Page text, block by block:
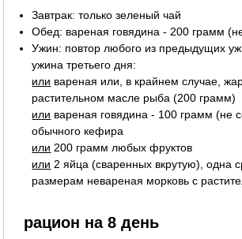
Завтрак: только зеленый чай
Обед: вареная говядина - 200 грамм
Ужин: повтор любого из предыдущих
ужина третьего дня:
или вареная или, в крайнем случае,
растительном масле рыба (200 грамм)
или вареная говядина - 100 грамм (не
обычного кефира
или 200 грамм любых фруктов
или 2 яйца (сваренных вкрутую), одна
размерам невареная морковь с
рацион на 8 день